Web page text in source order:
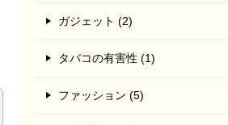
ガジェット (2)
タバコの有害性 (1)
ファッション (5)